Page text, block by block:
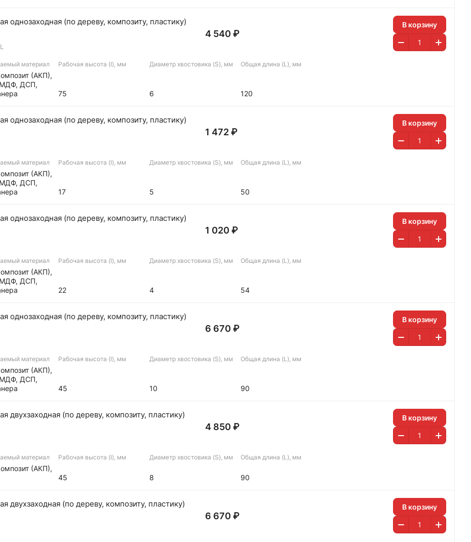
однозаходная (по дереву, композиту, пластику)
4 540 ₽
В корзину
материал
(АКП),
МДФ, ДСП,
Рабочая высота (I), мм
75
Диаметр хвостовика (S), мм
6
Общая длина (L), мм
120
однозаходная (по дереву, композиту, пластику)
1 472 ₽
В корзину
материал
(АКП),
МДФ, ДСП,
Рабочая высота (I), мм
17
Диаметр хвостовика (S), мм
5
Общая длина (L), мм
50
однозаходная (по дереву, композиту, пластику)
1 020 ₽
В корзину
материал
(АКП),
МДФ, ДСП,
Рабочая высота (I), мм
22
Диаметр хвостовика (S), мм
4
Общая длина (L), мм
54
однозаходная (по дереву, композиту, пластику)
6 670 ₽
В корзину
материал
(АКП),
МДФ, ДСП,
Рабочая высота (I), мм
45
Диаметр хвостовика (S), мм
10
Общая длина (L), мм
90
двухзаходная (по дереву, композиту, пластику)
4 850 ₽
В корзину
материал
(АКП),
Рабочая высота (I), мм
45
Диаметр хвостовика (S), мм
8
Общая длина (L), мм
90
двухзаходная (по дереву, композиту, пластику)
6 670 ₽
В корзину